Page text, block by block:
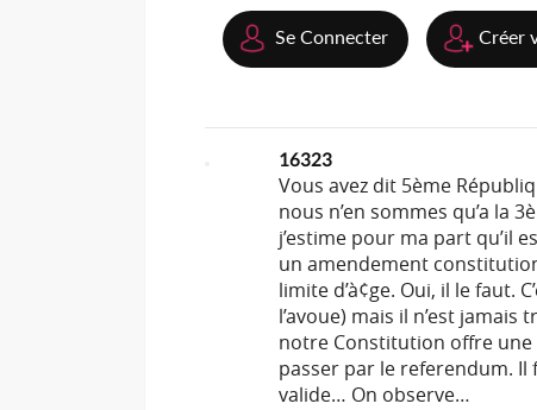
Se Connecter Créer
16323
Vous avez dit 5ème
nous n’en sommes qu’a la
j’estime pour ma part qu’il
un amendement
limite d’à¢ge. Oui, il le faut.
l’avoue) mais il n’est
notre Constitution offre
passer par le referendum. Il
valide… On observe…